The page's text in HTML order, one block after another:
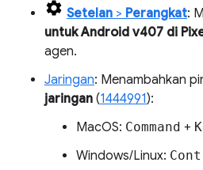
Setelan > Perangkat:
untuk Android v407 di
agen.
Jaringan: Menambahkan
jaringan (1444991):
MacOS: Command + K
Windows/Linux: